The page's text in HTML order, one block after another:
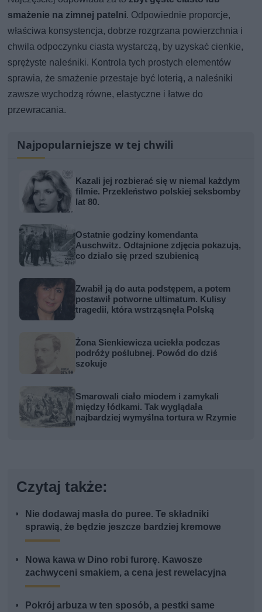
smażenie na zimnej patelni. Odpowiednie proporcje,
właściwa konsystencja, dobrze rozgrzana powierzchnia i
chwila odpoczynku ciasta wystarczą, by uzyskać cienkie,
sprężyste naleśniki. Kontrola tych prostych elementów
sprawia, że smażenie przestaje być loterią, a naleśniki
zawsze wychodzą równe, elastyczne i łatwe do
przewracania.
Najpopularniejsze w tej chwili
Kazali jej rozbierać się w niemal każdym
filmie. Przekleństwo polskiej seksbomby
lat 80.
Ostatnie godziny komendanta
Auschwitz. Odtajnione zdjęcia pokazują,
co działo się przed szubienicą
Zwabił ją do auta podstępem, a potem
postawił potworne ultimatum. Kulisy
tragedii, która wstrząsnęła Polską
Żona Sienkiewicza uciekła podczas
podróży poślubnej. Powód do dziś
szokuje
Smarowali ciało miodem i zamykali
między łódkami. Tak wyglądała
najbardziej wymyślna tortura w Rzymie
Czytaj także:
Nie dodawaj masła do puree. Te składniki
sprawią, że będzie jeszcze bardziej kremowe
Nowa kawa w Dino robi furorę. Kawosze
zachwyceni smakiem, a cena jest rewelacyjna
Pokrój arbuza w ten sposób, a pestki same